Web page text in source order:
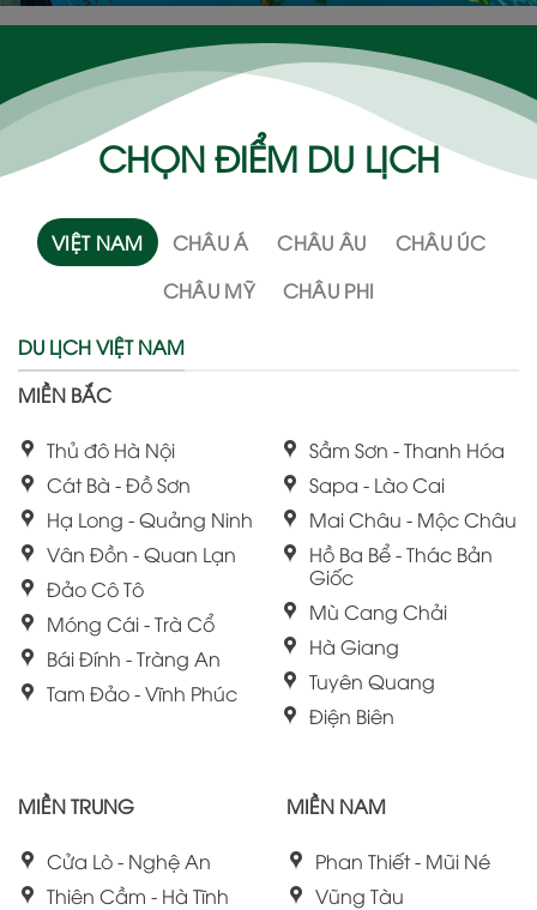
CHỌN ĐIỂM DU LỊCH
VIỆT NAM CHÂU Á CHÂU ÂU
CHÂU ÚC
CHÂU MỸ
CHÂU PHI
DU LỊCH VIỆT NAM
MIỀN BẮC
Thủ đô Hà Nội
Cát Bà - Đồ Sơn
Hạ Long - Quảng Ninh
Vân Đồn - Quan Lạn
Đảo Cô Tô
Móng Cái - Trà Cổ
Bái Đính - Tràng An
Tam Đảo - Vĩnh Phúc
Sầm Sơn - Thanh Hóa
Sapa - Lào Cai
Mai Châu - Mộc Châu
Hồ Ba Bể - Thác Bản
Giốc
Mù Cang Chải
Hà Giang
Tuyên Quang
Điện Biên
MIỀN TRUNG
Cửa Lò - Nghệ An
Thiên Cầm - Hà Tĩnh
MIỀN NAM
Phan Thiết - Mũi Né
Vũng Tàu